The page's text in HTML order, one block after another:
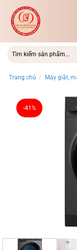
qua
dung
Trang chủ / Máy giặt,
-41%